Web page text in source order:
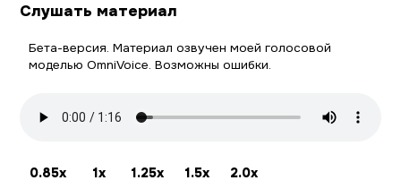
Слушать материал
Бета-версия. Материал озвучен моей голосовой
моделью OmniVoice. Возможны ошибки.
0.85x 1x 1.25x 1.5x 2.0x